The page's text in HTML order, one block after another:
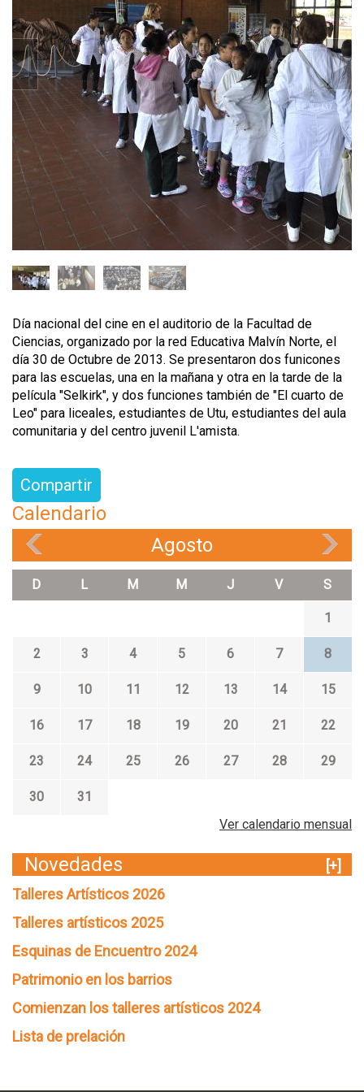
Día nacional del cine en el auditorio de la Facultad de
Ciencias, organizado por la red Educativa Malvín Norte, el
día 30 de Octubre de 2013. Se presentaron dos funicones
para las escuelas, una en la mañana y otra en la tarde de la
película "Selkirk", y dos funciones también de "El cuarto de
Leo" para liceales, estudiantes de Utu, estudiantes del aula
comunitaria y del centro juvenil L'amista.
Compartir
Calendario
Agosto
D L M M J V S
1
2 3 4 5 6 7 8
9 10 11 12 13 14 15
16 17 18 19 20 21 22
23 24 25 26 27 28 29
30
31
Ver calendario mensual
Novedades
[+]
Talleres Artísticos 2026
Talleres artísticos 2025
Esquinas de Encuentro 2024
Patrimonio en los barrios
Comienzan los talleres artísticos 2024
Lista de prelación